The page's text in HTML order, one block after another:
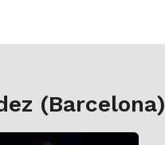
(Barcelona)